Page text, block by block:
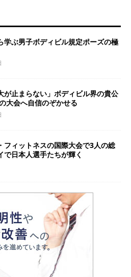
学ぶ男子ボディビル規定ポーズの極
が止まらない」ボディビル界の貴公
大会へ自信のぞかせる
フィットネスの国際大会で3人の総
日本人選手たちが輝く